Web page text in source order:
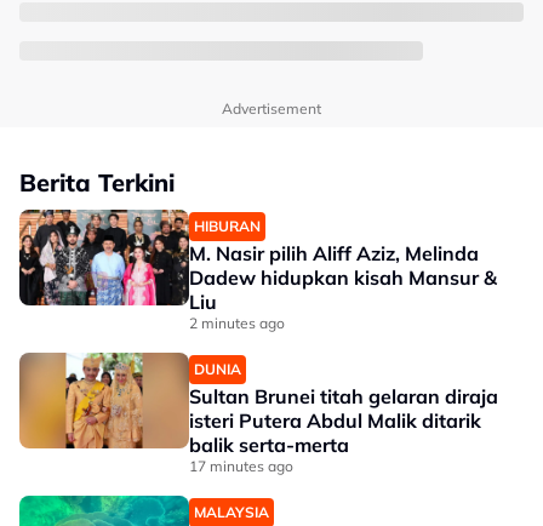
Advertisement
Berita Terkini
HIBURAN
M. Nasir pilih Aliff Aziz, Melinda
Dadew hidupkan kisah Mansur &
Liu
2 minutes ago
DUNIA
Sultan Brunei titah gelaran diraja
isteri Putera Abdul Malik ditarik
balik serta-merta
17 minutes ago
MALAYSIA